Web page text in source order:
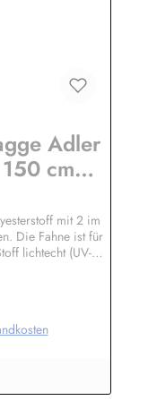
Adler
cm
mit 2 im
Die Fahne ist für
lichtecht (UV-
und
und
Shop - Axel